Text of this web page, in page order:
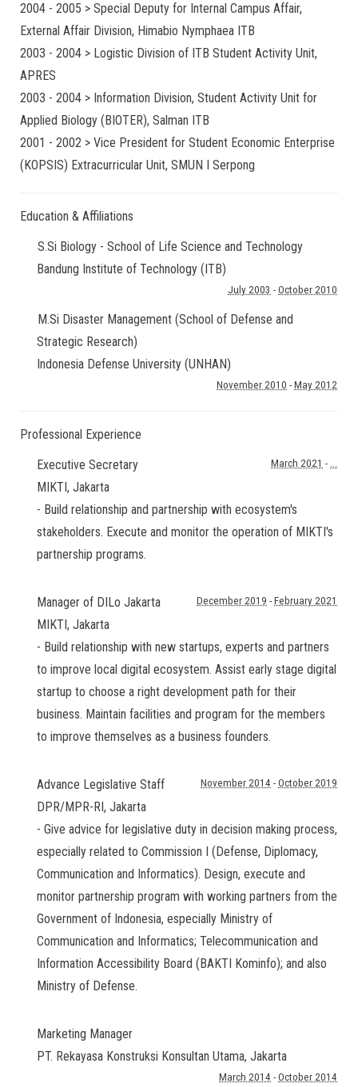
2004 - 2005 > Special Deputy for Internal Campus Affair,
External Affair Division, Himabio Nymphaea ITB
2003 - 2004 > Logistic Division of ITB Student Activity Unit,
APRES
2003 - 2004 > Information Division, Student Activity Unit for
Applied Biology (BIOTER), Salman ITB
2001 - 2002 > Vice President for Student Economic Enterprise
(KOPSIS) Extracurricular Unit, SMUN I Serpong
Education & Affiliations
S.Si Biology - School of Life Science and Technology
Bandung Institute of Technology (ITB)
July 2003 - October 2010
M.Si Disaster Management (School of Defense and
Strategic Research)
Indonesia Defense University (UNHAN)
November 2010 - May 2012
Professional Experience
Executive Secretary
MIKTI, Jakarta
March 2021 - ...
- Build relationship and partnership with ecosystem's
stakeholders. Execute and monitor the operation of MIKTI's
partnership programs.
Manager of DILo Jakarta
MIKTI, Jakarta
December 2019 - February 2021
- Build relationship with new startups, experts and partners
to improve local digital ecosystem. Assist early stage digital
startup to choose a right development path for their
business. Maintain facilities and program for the members
to improve themselves as a business founders.
Advance Legislative Staff
DPR/MPR-RI, Jakarta
November 2014 - October 2019
- Give advice for legislative duty in decision making process,
especially related to Commission I (Defense, Diplomacy,
Communication and Informatics). Design, execute and
monitor partnership program with working partners from the
Government of Indonesia, especially Ministry of
Communication and Informatics; Telecommunication and
Information Accessibility Board (BAKTI Kominfo); and also
Ministry of Defense.
Marketing Manager
PT. Rekayasa Konstruksi Konsultan Utama, Jakarta
March 2014 - October 2014